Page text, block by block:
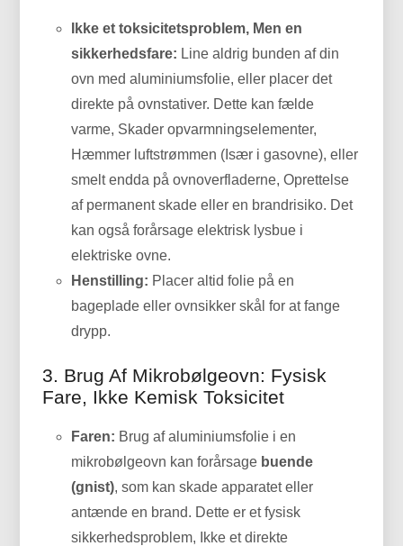
Ikke et toksicitetsproblem, Men en
sikkerhedsfare: Line aldrig bunden af ​​din
ovn med aluminiumsfolie, eller placer det
direkte på ovnstativer. Dette kan fælde
varme, Skader opvarmningselementer,
Hæmmer luftstrømmen (Især i gasovne), eller
smelt endda på ovnoverfladerne, Oprettelse
af permanent skade eller en brandrisiko. Det
kan også forårsage elektrisk lysbue i
elektriske ovne.
Henstilling: Placer altid folie på en
bageplade eller ovnsikker skål for at fange
drypp.
3. Brug Af Mikrobølgeovn: Fysisk
Fare, Ikke Kemisk Toksicitet
Faren: Brug af aluminiumsfolie i en
mikrobølgeovn kan forårsage buende
(gnist), som kan skade apparatet eller
antænde en brand. Dette er et fysisk
sikkerhedsproblem, Ikke et direkte